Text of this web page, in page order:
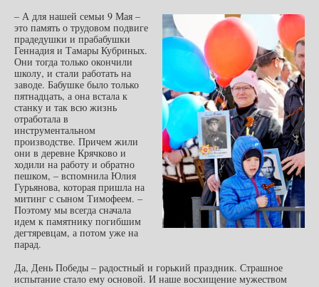
– А для нашей семьи 9 Мая –
это память о трудовом подвиге
прадедушки и прабабушки
Геннадия и Тамары Кубриных.
Они тогда только окончили
школу, и стали работать на
заводе. Бабушке было только
пятнадцать, а она встала к
станку и так всю жизнь
отработала в
инструментальном
производстве. Причем жили
они в деревне Крячково и
ходили на работу и обратно
пешком, – вспомнила Юлия
Гурьянова, которая пришла на
митинг с сыном Тимофеем. –
Поэтому мы всегда сначала
идем к памятнику погибшим
дегтяревцам, а потом уже на
парад.
Да, День Победы – радостный и горький праздник. Страшное
испытание стало ему основой. И наше восхищение мужеством